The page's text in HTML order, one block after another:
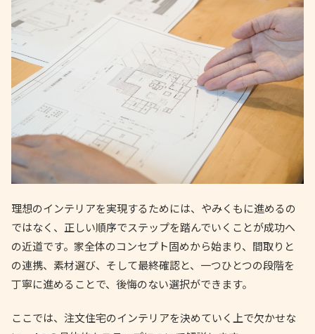
理想のインテリアを実現するためには、やみくもに進めるの
ではなく、正しい順序でステップを踏んでいくことが成功へ
の近道です。家全体のコンセプト固めから始まり、間取りと
の連携、素材選び、そして最終確認と、一つひとつの段階を
丁寧に進めることで、後悔のない選択ができます。
ここでは、注文住宅のインテリアを決めていく上で欠かせな